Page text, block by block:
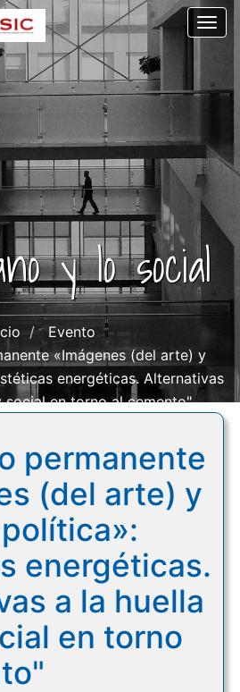
y lo social
Evento
«Imágenes (del arte) y
energéticas. Alternativas
social en torno al cemento"
permanente
(del arte) y
energéticas.
a la huella
en torno